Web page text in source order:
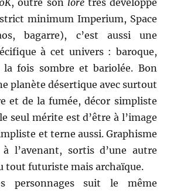
, outre son loretrès développé
minimum Imperium, Space
bagarre), c’est aussi une
à cet univers : baroque,
la fois sombre et bariolée. Bon
planète désertique avec surtout
et de la fumée, décor simpliste
seul mérite est d’être à l’image
et terne aussi. Graphisme
l’avenant, sortis d’une autre
tout futuriste mais archaïque.
personnages suit le même